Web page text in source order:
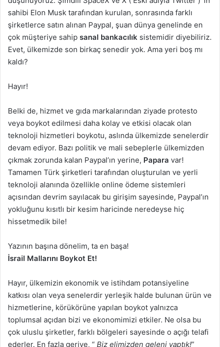
sahibi Elon Musk tarafından kurulan, sonrasında farklı
şirketlerce satın alınan Paypal, şuan dünya genelinde en
çok müşteriye sahip sanal bankacılık sistemidir diyebiliriz.
Evet, ülkemizde son birkaç senedir yok. Ama yeri boş mı
kaldı?
Hayır!
Belki de, hizmet ve gıda markalarından ziyade protesto
veya boykot edilmesi daha kolay ve etkisi olacak olan
teknoloji hizmetleri boykotu, aslında ülkemizde senelerdir
devam ediyor. Bazı politik ve mali sebeplerle ülkemizden
çıkmak zorunda kalan Paypal’ın yerine, Papara var!
Tamamen Türk şirketleri tarafından oluşturulan ve yerli
teknoloji alanında özellikle online ödeme sistemleri
açısından devrim sayılacak bu girişim sayesinde, Paypal’ın
yokluğunu kısıtlı bir kesim haricinde neredeyse hiç
hissetmedik bile!
Yazının başına dönelim, ta en başa!
İsrail Mallarını Boykot Et!
Hayır, ülkemizin ekonomik ve istihdam potansiyeline
katkısı olan veya senelerdir yerleşik halde bulunan ürün ve
hizmetlerine, körükörüne yapılan boykot yalnızca
toplumsal açıdan bizi ve ekonomimizi etkiler. Ne olsa bu
çok uluslu şirketler, farklı bölgeleri sayesinde o açığı telafi
ederler. En fazla geriye, “ Biz elimizden geleni yaptık!”